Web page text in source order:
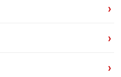
›
›
›